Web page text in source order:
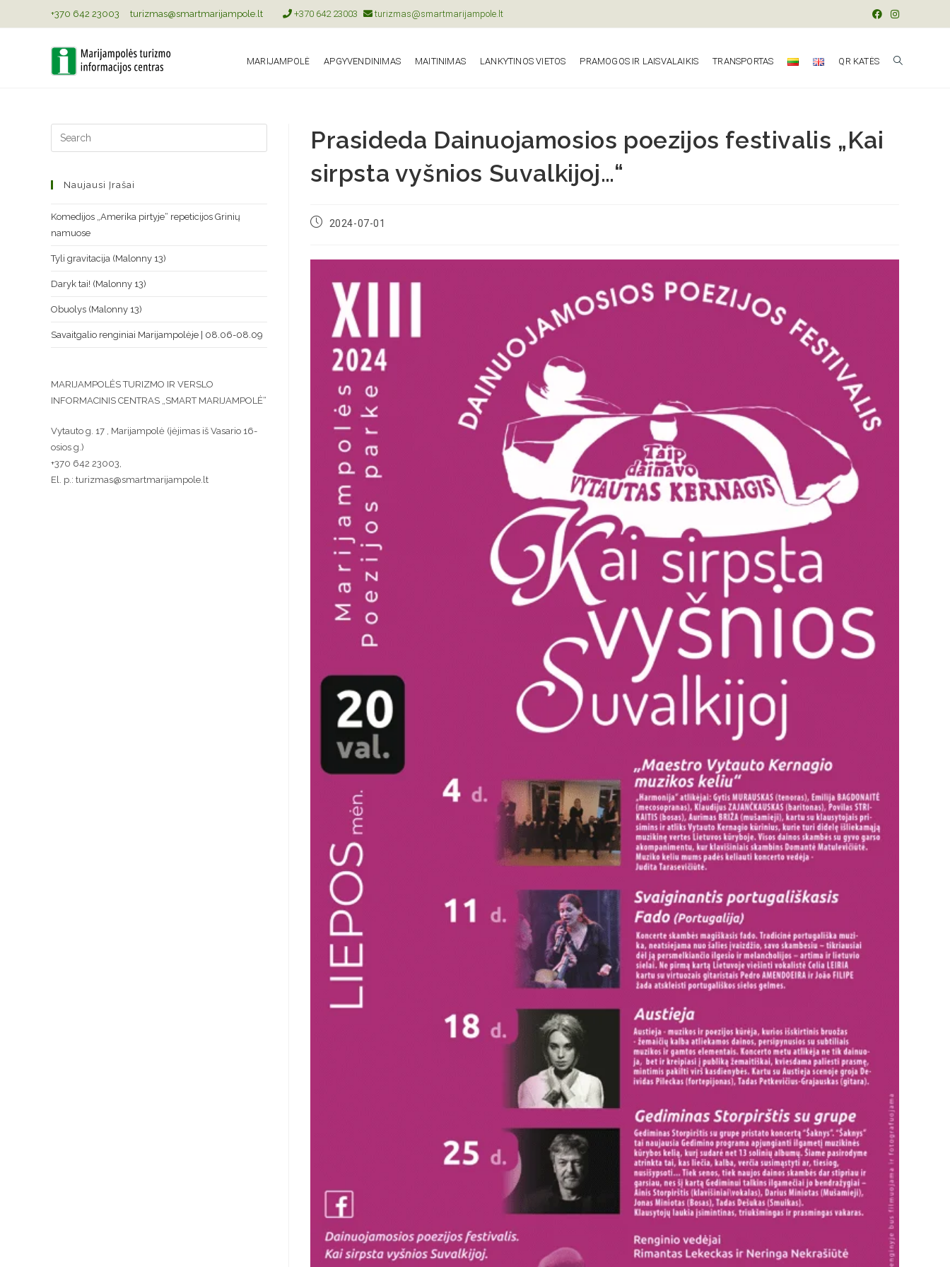
+370 642 23003 turizmas@smartmarijampole.lt +370 642 23003 turizmas@smartmarijampole.lt
MARIJAMPOLĖ APGYVENDINIMAS MAITINIMAS LANKYTINOS VIETOS PRAMOGOS IR LAISVALAIKIS TRANSPORTAS QR KATĖS
Prasideda Dainuojamosios poezijos festivalis „Kai
sirpsta vyšnios Suvalkijoj…“
2024-07-01
Naujausi Įrašai
Komedijos „Amerika pirtyje“ repeticijos Grinių
namuose
Tyli gravitacija (Malonny 13)
Daryk tai! (Malonny 13)
Obuolys (Malonny 13)
Savaitgalio renginiai Marijampolėje | 08.06-08.09
MARIJAMPOLĖS TURIZMO IR VERSLO
INFORMACINIS CENTRAS „SMART MARIJAMPOLĖ“
Vytauto g. 17 , Marijampolė (įėjimas iš Vasario 16-
osios g.)
+370 642 23003,
El. p.: turizmas@smartmarijampole.lt